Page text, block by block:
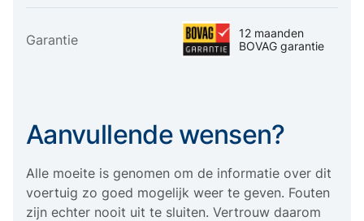
Garantie
12 maanden
BOVAG garantie
Aanvullende wensen?
Alle moeite is genomen om de informatie over dit
voertuig zo goed mogelijk weer te geven. Fouten
zijn echter nooit uit te sluiten. Vertrouw daarom